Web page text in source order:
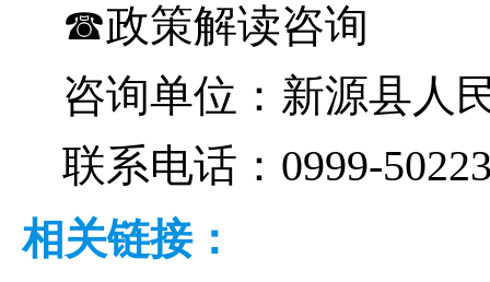
☎政策解读咨询
咨询单位：新源县人
联系电话：0999-
相关链接：